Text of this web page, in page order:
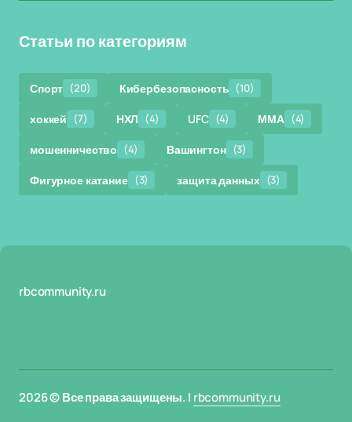
Статьи по категориям
Спорт (20) Кибербезопасность (10)
хоккей (7) НХЛ (4) UFC (4) ММА (4)
мошенничество (4) Вашингтон (3)
Фигурное катание (3) защита данных (3)
rbcommunity.ru
2026 © Все права защищены. | rbcommunity.ru